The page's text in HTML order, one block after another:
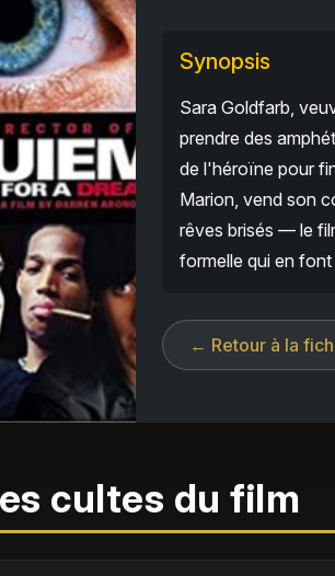
Synopsis
Sara Goldfarb,
prendre des
de l'héroïne pour
Marion, vend son
rêves brisés — le
formelle qui en
← Retour à la
cultes du film